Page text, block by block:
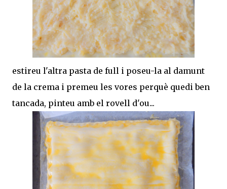
estireu l'altra pasta de full i poseu-la al damunt
de la crema i premeu les vores perquè quedi ben
tancada, pinteu amb el rovell d'ou...